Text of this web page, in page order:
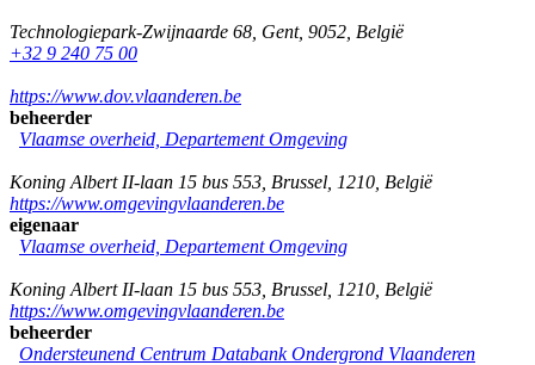
Technologiepark-Zwijnaarde 68 Gent, 9052 België
+32 9 240 75 00
https://www.dov.vlaanderen.be
beheerder
Vlaamse overheid, Departement Omgeving
Koning Albert II-laan 15 bus 553 Brussel 1210 België
https://www.omgevingvlaanderen.be
eigenaar
Vlaamse overheid, Departement Omgeving
Koning Albert II-laan 15 bus 553 Brussel 1210 België
https://www.omgevingvlaanderen.be
beheerder
Ondersteunend Centrum Databank Ondergrond Vlaanderen